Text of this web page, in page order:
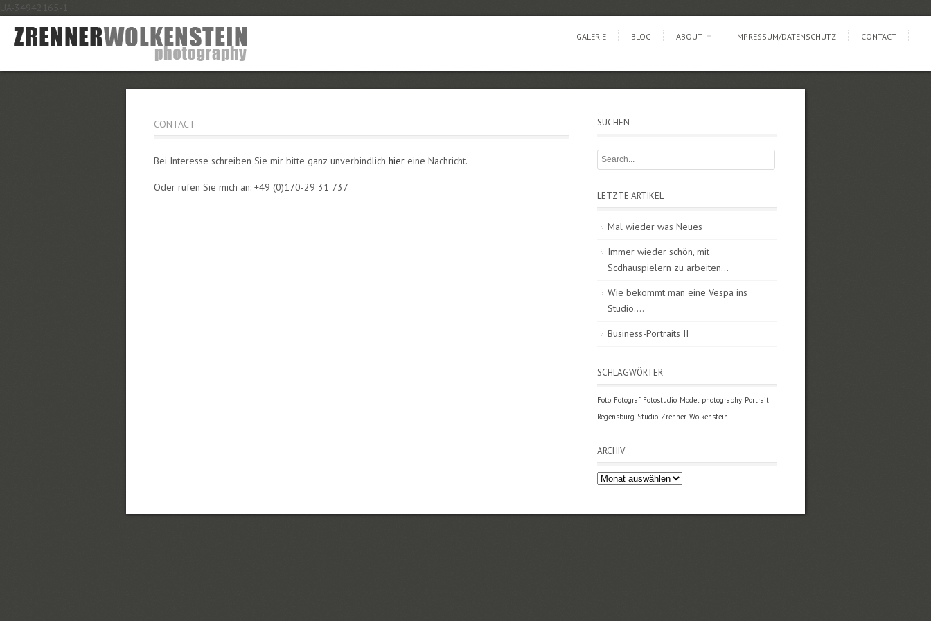
UA-34942165-1
GALERIE BLOG ABOUT IMPRESSUM/DATENSCHUTZ CONTACT
CONTACT
Bei Interesse schreiben Sie mir bitte ganz unverbindlich hier eine Nachricht.
Oder rufen Sie mich an: +49 (0)170-29 31 737
SUCHEN
LETZTE ARTIKEL
Mal wieder was Neues
Immer wieder schön, mit
Scdhauspielern zu arbeiten…
Wie bekommt man eine Vespa ins
Studio….
Business-Portraits II
SCHLAGWÖRTER
Foto Fotograf Fotostudio Model photography Portrait
Regensburg Studio Zrenner-Wolkenstein
ARCHIV
Archiv